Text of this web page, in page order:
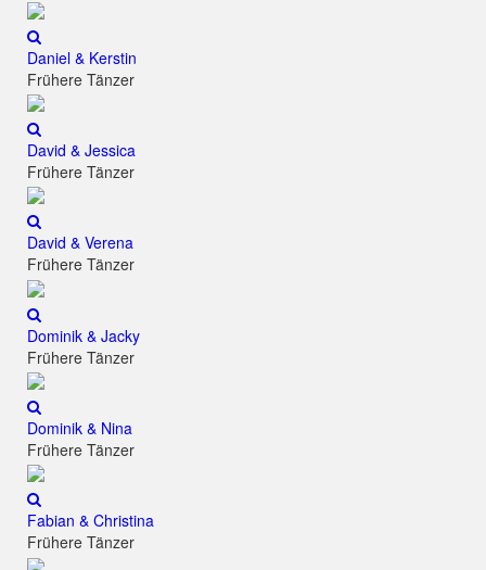
Daniel & Kerstin
Frühere Tänzer
David & Jessica
Frühere Tänzer
David & Verena
Frühere Tänzer
Dominik & Jacky
Frühere Tänzer
Dominik & Nina
Frühere Tänzer
Fabian & Christina
Frühere Tänzer